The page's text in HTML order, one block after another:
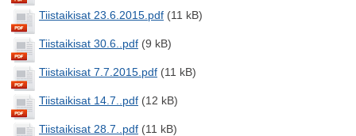
Tiistaikisat 23.6.2015.pdf (11 kB)
Tiistaikisat 30.6..pdf (9 kB)
Tiistaikisat 7.7.2015.pdf (11 kB)
Tiistaikisat 14.7..pdf (12 kB)
Tiistaikisat 28.7..pdf (11 kB)